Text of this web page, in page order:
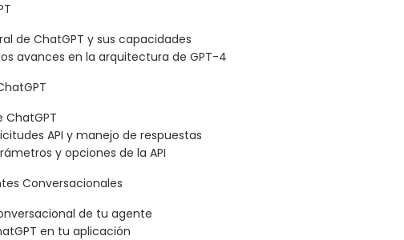
de ChatGPT y sus capacidades
avances en la arquitectura de GPT-4
ChatGPT
API y manejo de respuestas
y opciones de la API
Conversacionales
de tu agente
en tu aplicación